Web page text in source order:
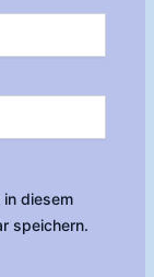
diesem
speichern.